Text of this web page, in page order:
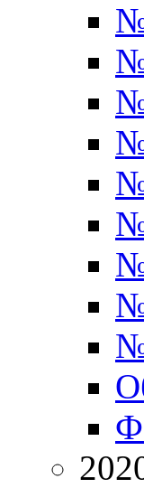
№
№
№
№
№
№
№
№
№